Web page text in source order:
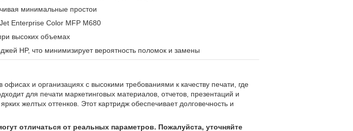
минимальные простои
Enterprise Color MFP M680
высоких объемах
HP, что минимизирует вероятность поломок и замены
офисах и организациях с высокими требованиями к качеству печати, где
для печати маркетинговых материалов, отчетов, презентаций и
желтых оттенков. Этот картридж обеспечивает долговечность и
отличаться от реальных параметров. Пожалуйста, уточняйте